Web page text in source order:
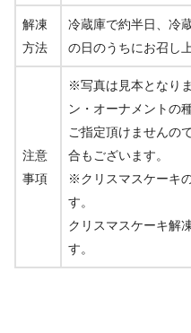
解凍
方法
冷蔵庫で約半日、冷
の日のうちにお召し
注意
事項
※写真は見本となり
ン・オーナメントの
ご指定頂けませんの
合もございます。
※クリスマスケーキ
す。
クリスマスケーキ解
す。